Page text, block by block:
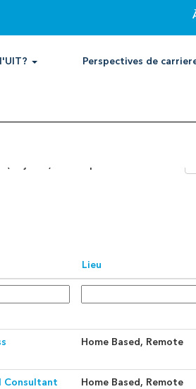
Perspectives de
(en jours) de réception d’une alerte :
Lieu
Home Based, Remote
Consultant
Home Based, Remote